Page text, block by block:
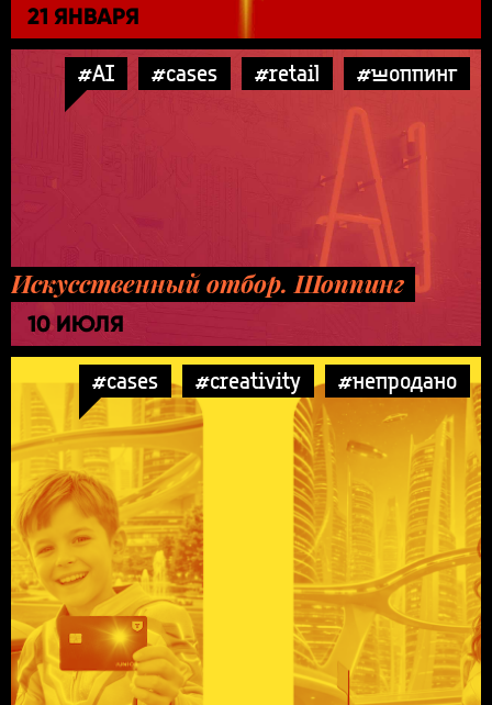
21 ЯНВАРЯ
#AI #cases #retail #шоппинг
Искусственный отбор. Шоппинг
10 ИЮЛЯ
#cases #creativity #непродано